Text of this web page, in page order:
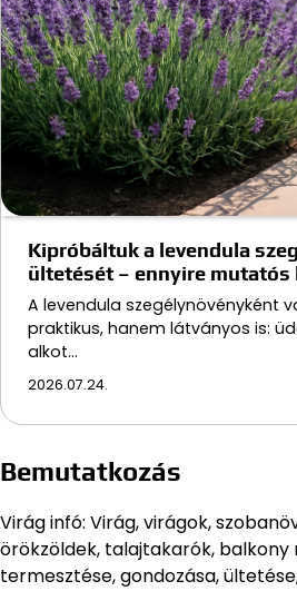
Kipróbáltuk a levendula
ültetését – ennyire mutatós
A levendula szegélynövényként
praktikus, hanem látványos is:
alkot…
2026.07.24.
Bemutatkozás
Virág infó: Virág, virágok,
örökzöldek, talajtakarók, balkony
termesztése, gondozása,